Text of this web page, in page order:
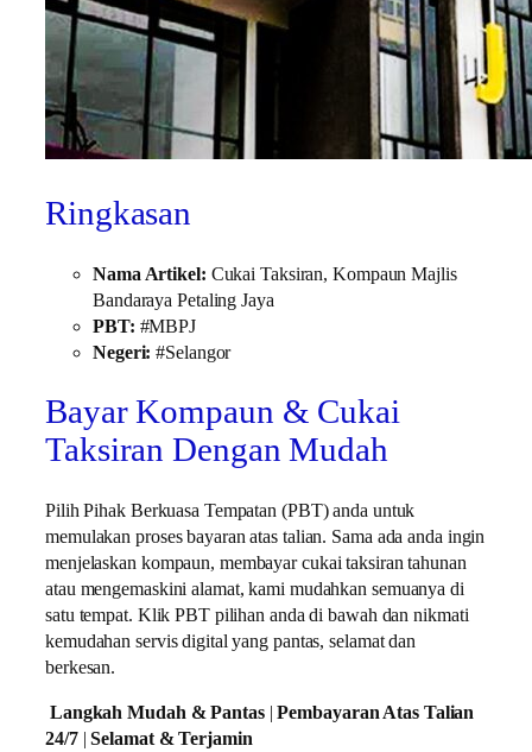
Ringkasan
Nama Artikel: Cukai Taksiran, Kompaun Majlis
Bandaraya Petaling Jaya
PBT: #MBPJ
Negeri: #Selangor
Bayar Kompaun & Cukai
Taksiran Dengan Mudah
Pilih Pihak Berkuasa Tempatan (PBT) anda untuk
memulakan proses bayaran atas talian. Sama ada anda ingin
menjelaskan kompaun, membayar cukai taksiran tahunan
atau mengemaskini alamat, kami mudahkan semuanya di
satu tempat. Klik PBT pilihan anda di bawah dan nikmati
kemudahan servis digital yang pantas, selamat dan
berkesan.
Langkah Mudah & Pantas|Pembayaran Atas Talian
24/7|Selamat & Terjamin